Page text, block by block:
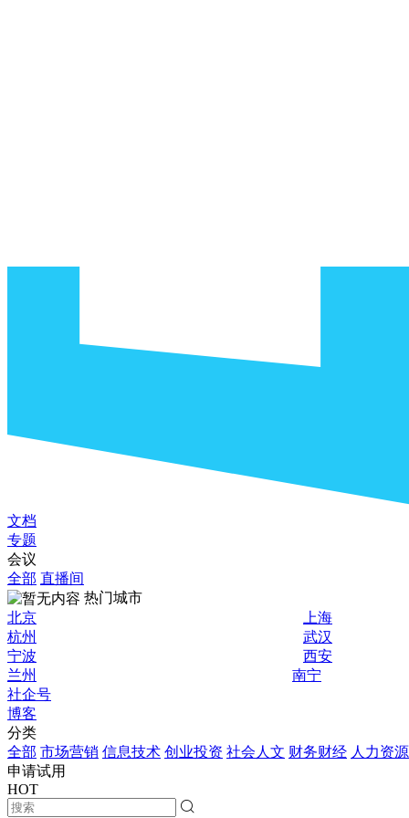
文档
专题
会议
全部 直播间
热门城市
北京
上海
杭州
武汉
宁波
西安
兰州
南宁
社企号
博客
分类
全部 市场营销 信息技术 创业投资 社会人文 财务财经 人力资源
申请试用
HOT